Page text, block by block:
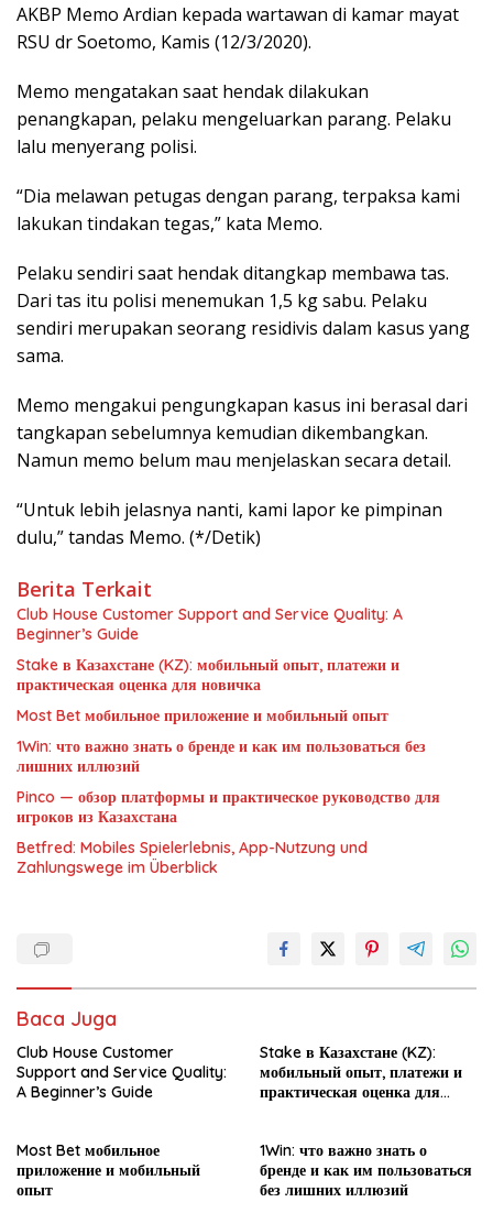
AKBP Memo Ardian kepada wartawan di kamar mayat
RSU dr Soetomo, Kamis (12/3/2020).
Memo mengatakan saat hendak dilakukan
penangkapan, pelaku mengeluarkan parang. Pelaku
lalu menyerang polisi.
“Dia melawan petugas dengan parang, terpaksa kami
lakukan tindakan tegas,” kata Memo.
Pelaku sendiri saat hendak ditangkap membawa tas.
Dari tas itu polisi menemukan 1,5 kg sabu. Pelaku
sendiri merupakan seorang residivis dalam kasus yang
sama.
Memo mengakui pengungkapan kasus ini berasal dari
tangkapan sebelumnya kemudian dikembangkan.
Namun memo belum mau menjelaskan secara detail.
“Untuk lebih jelasnya nanti, kami lapor ke pimpinan
dulu,” tandas Memo. (*/Detik)
Berita Terkait
Club House Customer Support and Service Quality: A
Beginner’s Guide
Stake в Казахстане (KZ): мобильный опыт, платежи и
практическая оценка для новичка
Most Bet мобильное приложение и мобильный опыт
1Win: что важно знать о бренде и как им пользоваться без
лишних иллюзий
Pinco — обзор платформы и практическое руководство для
игроков из Казахстана
Betfred: Mobiles Spielerlebnis, App-Nutzung und
Zahlungswege im Überblick
Baca Juga
Club House Customer
Support and Service Quality:
A Beginner’s Guide
Stake в Казахстане (KZ):
мобильный опыт, платежи и
практическая оценка для
Most Bet мобильное
приложение и мобильный
опыт
1Win: что важно знать о
бренде и как им пользоваться
без лишних иллюзий